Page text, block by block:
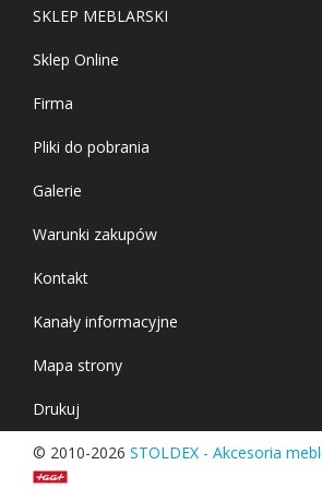
SKLEP MEBLARSKI
Sklep Online
Firma
Pliki do pobrania
Galerie
Warunki zakupów
Kontakt
Kanały informacyjne
Mapa strony
Drukuj
© 2010-2026 STOLDEX - Akcesoria